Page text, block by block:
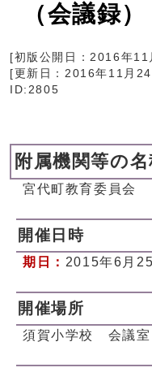
（会議録）
[初版公開日：2016年11
[更新日： 2016年11月24
ID:2805
附属機関等の
宮代町教育委員会
開催日時
期日： 2015年6月
開催場所
須賀小学校 会議室